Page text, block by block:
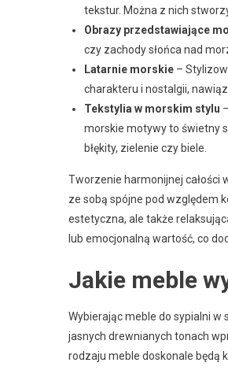
tekstur. Można z nich
Obrazy przedstawiające
czy zachody słońca nad
Latarnie morskie –
charakteru i nostalgii,
Tekstylia w morskim stylu
morskie motywy to świetny
błękity, zielenie czy biele.
Tworzenie harmonijnej całości
ze sobą spójne pod względem
estetyczna, ale także
lub emocjonalną wartość, co
Jakie meble
Wybierając meble do sypialni w
jasnych drewnianych tonach
rodzaju meble doskonale będą